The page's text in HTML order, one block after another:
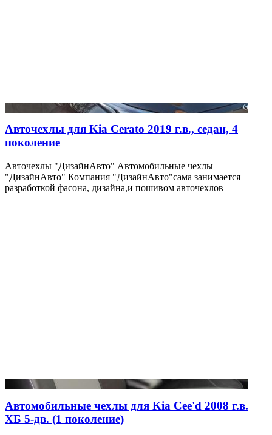
Авточехлы для Kia Cerato 2019 г.в., седан, 4
поколение
Авточехлы "ДизайнАвто" Автомобильные чехлы
"ДизайнАвто" Компания "ДизайнАвто"сама занимается
разработкой фасона, дизайна,и пошивом авточехлов
Автомобильные чехлы для Kia Cee'd 2008 г.в.
ХБ 5-дв. (1 поколение)